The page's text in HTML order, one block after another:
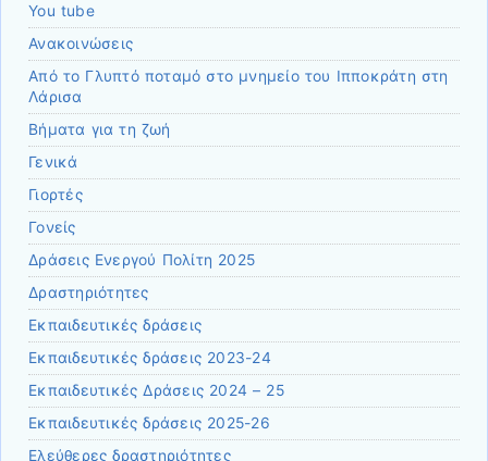
You tube
Ανακοινώσεις
Από το Γλυπτό ποταμό στο μνημείο του Ιπποκράτη στη
Λάρισα
Βήματα για τη ζωή
Γενικά
Γιορτές
Γονείς
Δράσεις Ενεργού Πολίτη 2025
Δραστηριότητες
Εκπαιδευτικές δράσεις
Εκπαιδευτικές δράσεις 2023-24
Εκπαιδευτικές Δράσεις 2024 – 25
Εκπαιδευτικές δράσεις 2025-26
Ελεύθερες δραστηριότητες